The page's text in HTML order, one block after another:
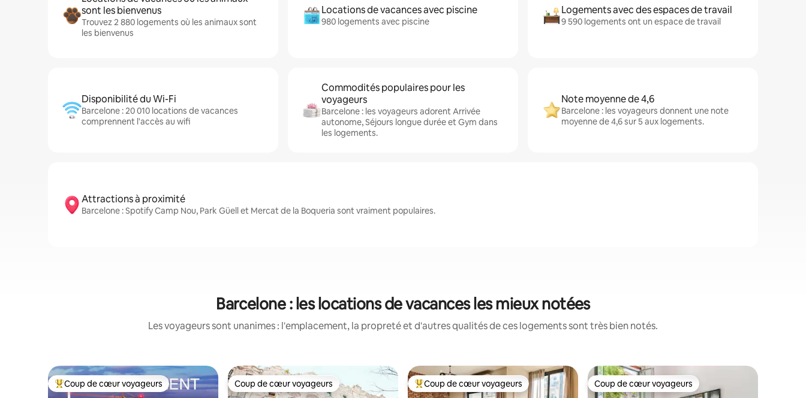
sont les bienvenus
Trouvez 2 880 logements où les animaux sont
les bienvenus
Locations de vacances avec piscine
980 logements avec piscine
Logements avec des espaces de travail
9 590 logements ont un espace de travail
Disponibilité du Wi-Fi
Barcelone : 20 010 locations de vacances
comprennent l'accès au wifi
Commodités populaires pour les
voyageurs
Barcelone : les voyageurs adorent Arrivée
autonome, Séjours longue durée et Gym dans
les logements.
Note moyenne de 4,6
Barcelone : les voyageurs donnent une note
moyenne de 4,6 sur 5 aux logements.
Attractions à proximité
Barcelone : Spotify Camp Nou, Park Güell et Mercat de la Boqueria sont vraiment populaires.
Barcelone : les locations de vacances les mieux notées
Les voyageurs sont unanimes : l'emplacement, la propreté et d'autres qualités de ces logements sont très bien notés.
Coup de cœur voyageurs parmi les plus aimés
Coup de cœur voyageurs Coup de cœur voyageurs
Coup de cœur voyageurs Coup de cœur voyageurs parmi les plus aimés
Coup de cœur voyageurs Coup de cœur voyageurs
Coup de cœur voyageurs